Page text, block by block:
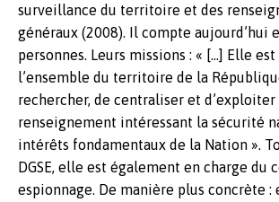
surveillance du territoire et des
généraux (2008). Il compte aujourd’hui
personnes. Leurs missions : « […] Elle
l’ensemble du territoire de la
rechercher, de centraliser et d’exploiter
renseignement intéressant la sécurité
intérêts fondamentaux de la Nation ».
DGSE, elle est également en charge du
espionnage. De manière plus concrète